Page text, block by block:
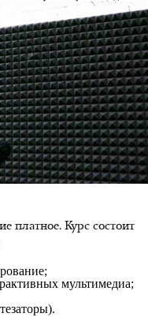
платное. Курс состоит
мультимедиа;